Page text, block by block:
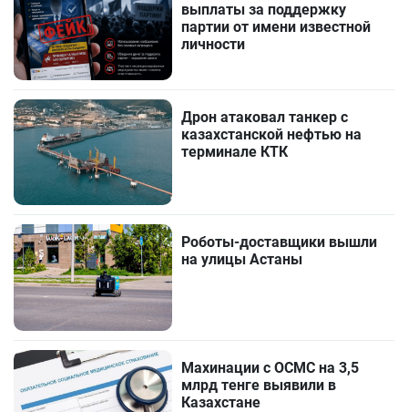
выплаты за поддержку
партии от имени известной
личности
Дрон атаковал танкер с
казахстанской нефтью на
терминале КТК
Роботы-доставщики вышли
на улицы Астаны
Махинации с ОСМС на 3,5
млрд тенге выявили в
Казахстане